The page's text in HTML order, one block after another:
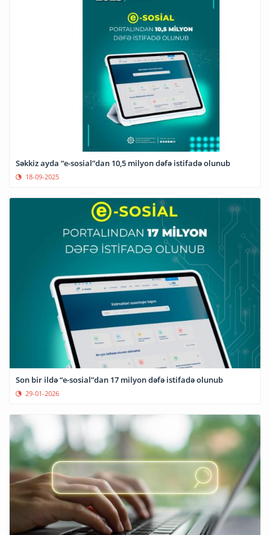
Səkkiz ayda “e-sosial”dan 10,5 milyon dəfə istifadə olunub
18-09-2025
Son bir ildə “e-sosial”dan 17 milyon dəfə istifadə olunub
29-01-2026